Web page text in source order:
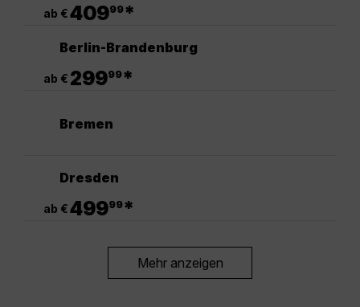
ab €40999*
Berlin-Brandenburg
ab € 29999*
Bremen
Dresden
ab €49999*
Mehr anzeigen